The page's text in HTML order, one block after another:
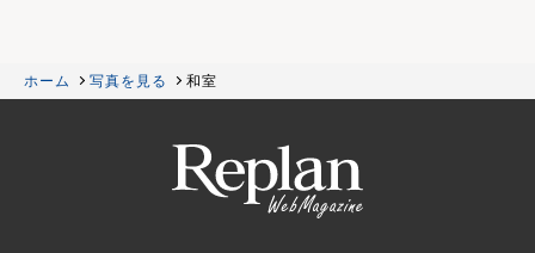
ホーム 写真を見る 和室